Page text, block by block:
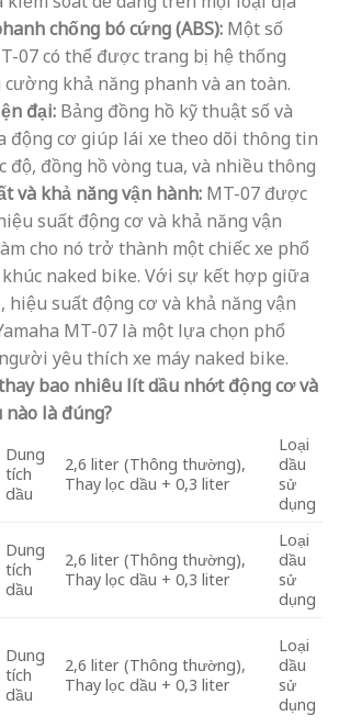
chống bó cứng (ABS): Một số
07 có thể được trang bị hệ thống
cường khả năng phanh và an toàn.
đại: Bảng đồng hồ kỹ thuật số và
động cơ giúp lái xe theo dõi thông tin
độ, đồng hồ vòng tua, và nhiều thông
và khả năng vận hành: MT-07 được
suất động cơ và khả năng vận
cho nó trở thành một chiếc xe phổ
naked bike. Với sự kết hợp giữa
suất động cơ và khả năng vận
MT-07 là một lựa chọn phổ
yêu thích xe máy naked bike.
bao nhiêu lít dầu nhớt động cơ và
là đúng?
Dung
tích
dầu
2,6 liter (Thông thường),
Thay lọc dầu + 0,3 liter
Loại
dầu
sử
dụng
Dung
tích
dầu
2,6 liter (Thông thường),
Thay lọc dầu + 0,3 liter
Loại
dầu
sử
dụng
Dung
tích
dầu
2,6 liter (Thông thường),
Thay lọc dầu + 0,3 liter
Loại
dầu
sử
dụng